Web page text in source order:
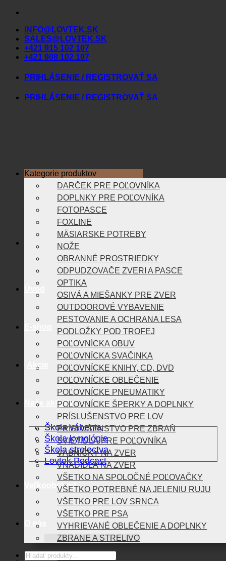
Skip
contentINFO@LOVTEK.SK
SALES@LOVTEK.SK
+421 915 102 107
+421 908 102 107
PRIHLÁSENIE / REGISTROVAŤ SA
PRIHLÁSENIE / REGISTROVAŤ SA
Akcie
Naše aktivity
Škola vábenia
Škola kynológie
Škola strelectva
Lovtek Podcast
Veľkoobchod
O nás
Kategorie produktov
DARČEK PRE POĽOVNÍKA
DOPLNKY PRE POĽOVNÍKA
FOTOPASCE
FOXLINE
MÄSIARSKE POTREBY
NOŽE
OBRANNÉ PROSTRIEDKY
ODPUDZOVAČE ZVERI A PASCE
OPTIKA
OSIVÁ A MIEŠANKY PRE ZVER
OUTDOOROVÉ VYBAVENIE
PESTOVANIE A OCHRANA LESA
PODLOŽKY POD TROFEJ
POĽOVNÍCKA OBUV
POĽOVNÍCKA SVAČINKA
POĽOVNÍCKE KNIHY, CD, DVD
POĽOVNÍCKE OBLEČENIE
POĽOVNÍCKE PNEUMATIKY
POĽOVNÍCKE ŠPERKY A DOPLNKY
PRÍSLUŠENSTVO PRE LOV
PRÍSLUŠENSTVO PRE ZBRAŇ
SVIETIDLÁ PRE POĽOVNÍKA
VÁBNIČKY NA ZVER
VNADIDLÁ NA ZVER
VŠETKO NA SPOLOČNÉ POĽOVAČKY
VŠETKO POTREBNÉ NA JELENIU RUJU
VŠETKO PRE LOV SRNCA
VŠETKO PRE PSA
VYHRIEVANÉ OBLEČENIE A DOPLNKY
ZBRANE A STRELIVO
Products